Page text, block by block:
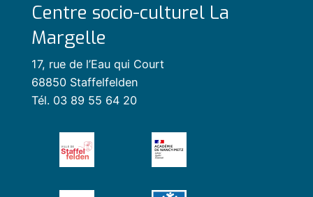
Centre socio-culturel La
Margelle
17, rue de l’Eau qui Court
68850 Staffelfelden
Tél. 03 89 55 64 20